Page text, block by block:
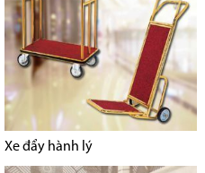
Xe đẩy hành lý